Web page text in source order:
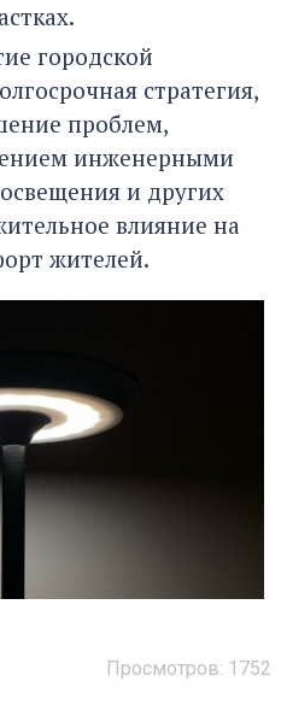
городской
стратегия,
проблем,
инженерными
и других
влияние на
жителей.
Просмотров: 1752